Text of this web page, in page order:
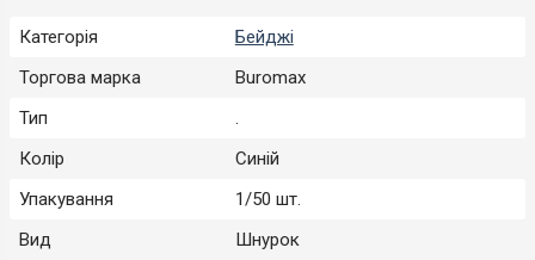
Категорія
Бейджі
Торгова марка
Buromax
Тип
.
Колір
Синій
Упакування
1/50 шт.
Вид
Шнурок